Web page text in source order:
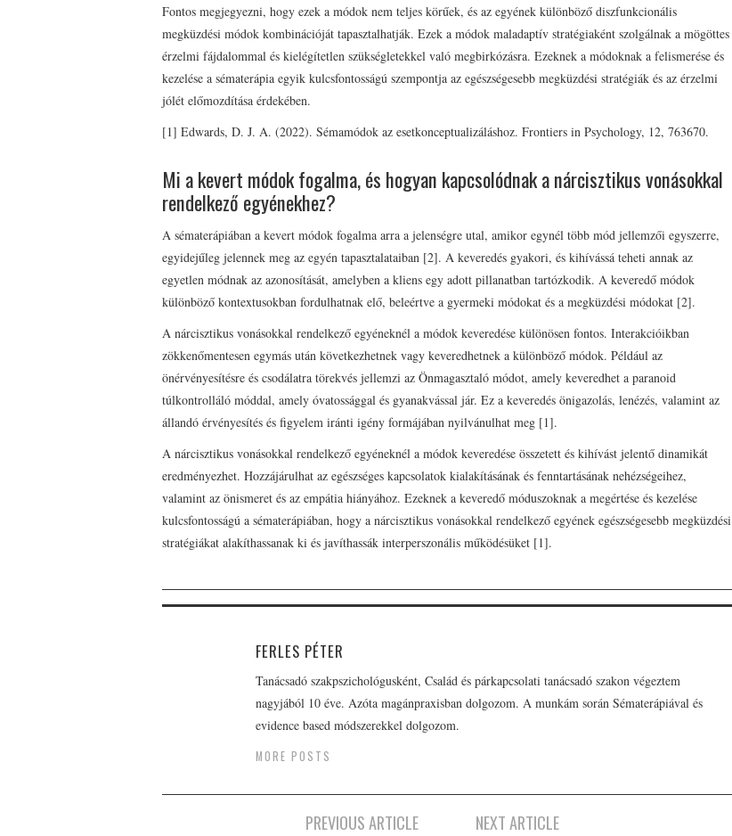
Fontos megjegyezni, hogy ezek a módok nem teljes körűek, és az egyének különböző diszfunkcionális
megküzdési módok kombinációját tapasztalhatják. Ezek a módok maladaptív stratégiaként szolgálnak a mögöttes
érzelmi fájdalommal és kielégítetlen szükségletekkel való megbirkózásra. Ezeknek a módoknak a felismerése és
kezelése a sématerápia egyik kulcsfontosságú szempontja az egészségesebb megküzdési stratégiák és az érzelmi
jólét előmozdítása érdekében.
[1] Edwards, D. J. A. (2022). Sémamódok az esetkonceptualizáláshoz. Frontiers in Psychology, 12, 763670.
Mi a kevert módok fogalma, és hogyan kapcsolódnak a nárcisztikus vonásokkal
rendelkező egyénekhez?
A sématerápiában a kevert módok fogalma arra a jelenségre utal, amikor egynél több mód jellemzői egyszerre,
egyidejűleg jelennek meg az egyén tapasztalataiban [2]. A keveredés gyakori, és kihívássá teheti annak az
egyetlen módnak az azonosítását, amelyben a kliens egy adott pillanatban tartózkodik. A keveredő módok
különböző kontextusokban fordulhatnak elő, beleértve a gyermeki módokat és a megküzdési módokat [2].
A nárcisztikus vonásokkal rendelkező egyéneknél a módok keveredése különösen fontos. Interakcióikban
zökkenőmentesen egymás után következhetnek vagy keveredhetnek a különböző módok. Például az
önérvényesítésre és csodálatra törekvés jellemzi az Önmagasztaló módot, amely keveredhet a paranoid
túlkontrolláló móddal, amely óvatossággal és gyanakvással jár. Ez a keveredés önigazolás, lenézés, valamint az
állandó érvényesítés és figyelem iránti igény formájában nyilvánulhat meg [1].
A nárcisztikus vonásokkal rendelkező egyéneknél a módok keveredése összetett és kihívást jelentő dinamikát
eredményezhet. Hozzájárulhat az egészséges kapcsolatok kialakításának és fenntartásának nehézségeihez,
valamint az önismeret és az empátia hiányához. Ezeknek a keveredő móduszoknak a megértése és kezelése
kulcsfontosságú a sématerápiában, hogy a nárcisztikus vonásokkal rendelkező egyének egészségesebb megküzdési
stratégiákat alakíthassanak ki és javíthassák interperszonális működésüket [1].
FERLES PÉTER
Tanácsadó szakpszichológusként, Család és párkapcsolati tanácsadó szakon végeztem
nagyjából 10 éve. Azóta magánpraxisban dolgozom. A munkám során Sématerápiával és
evidence based módszerekkel dolgozom.
MORE POSTS
PREVIOUS ARTICLE NEXT ARTICLE